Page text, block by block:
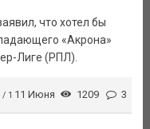
что хотел бы
«Акрона»
Лиге (РПЛ).
/ 1 11 Июня 1209 3